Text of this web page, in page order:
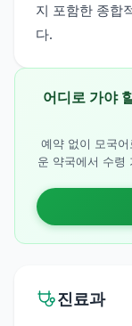
지 포함한 종합
다.
어디로 가야
예약 없이 모국
운 약국에서 수령
진료과